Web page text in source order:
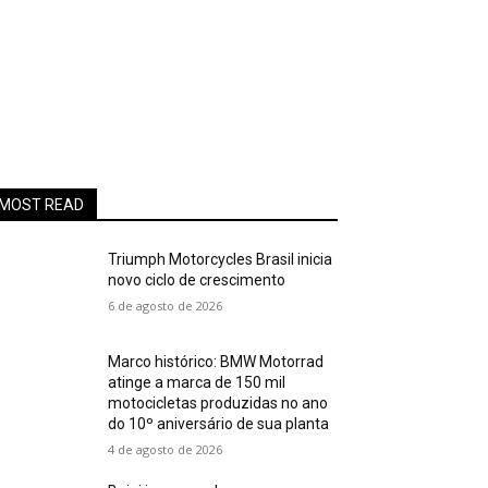
MOST READ
Triumph Motorcycles Brasil inicia
novo ciclo de crescimento
6 de agosto de 2026
Marco histórico: BMW Motorrad
atinge a marca de 150 mil
motocicletas produzidas no ano
do 10º aniversário de sua planta
4 de agosto de 2026